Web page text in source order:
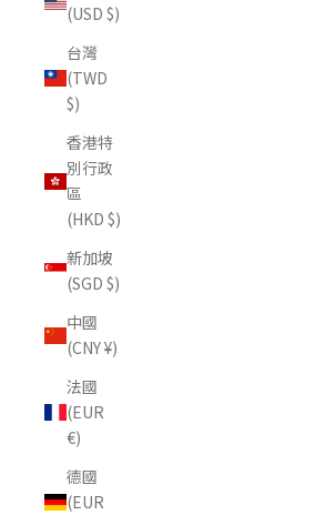
(USD $)
台灣
(TWD
$)
香港特
別行政
區
(HKD $)
新加坡
(SGD $)
中國
(CNY ¥)
法國
(EUR
€)
德國
(EUR